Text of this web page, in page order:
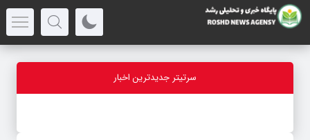
سرتیتر جدیدترین اخبار